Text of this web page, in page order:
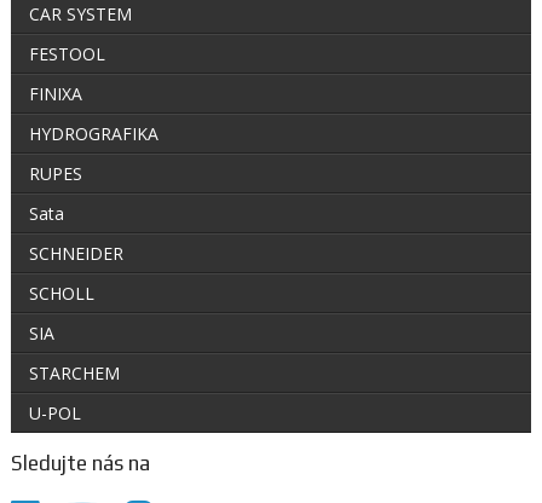
CAR SYSTEM
FESTOOL
FINIXA
HYDROGRAFIKA
RUPES
Sata
SCHNEIDER
SCHOLL
SIA
STARCHEM
U-POL
Sledujte nás na